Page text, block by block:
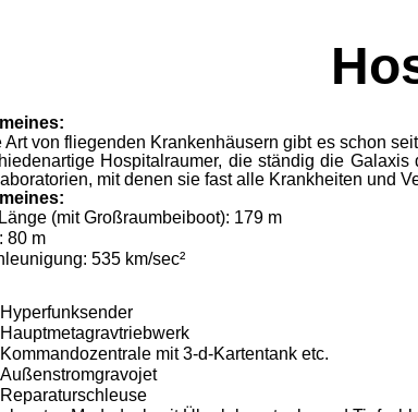
Art von fliegenden Krankenhäusern gibt es schon
Hospitalraumer, die ständig die
mit denen sie fast alle Krankheiten und
(mit Großraumbeiboot): 179 m
80 m
535 km/sec²
Hyperfunksender
Hauptmetagravtriebwerk
Kommandozentrale mit 3-d-Kartentank etc.
Außenstromgravojet
Reparaturschleuse